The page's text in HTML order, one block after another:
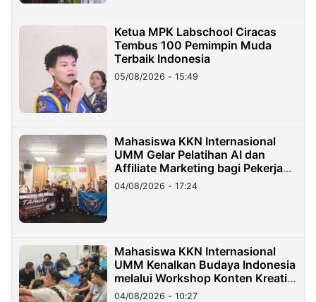
Ketua MPK Labschool Ciracas
Tembus 100 Pemimpin Muda
Terbaik Indonesia
05/08/2026 - 15:49
Mahasiswa KKN Internasional
UMM Gelar Pelatihan AI dan
Affiliate Marketing bagi Pekerja
Migran Indonesia di Taiwan
04/08/2026 - 17:24
Mahasiswa KKN Internasional
UMM Kenalkan Budaya Indonesia
melalui Workshop Konten Kreatif
di Taiwan
04/08/2026 - 10:27